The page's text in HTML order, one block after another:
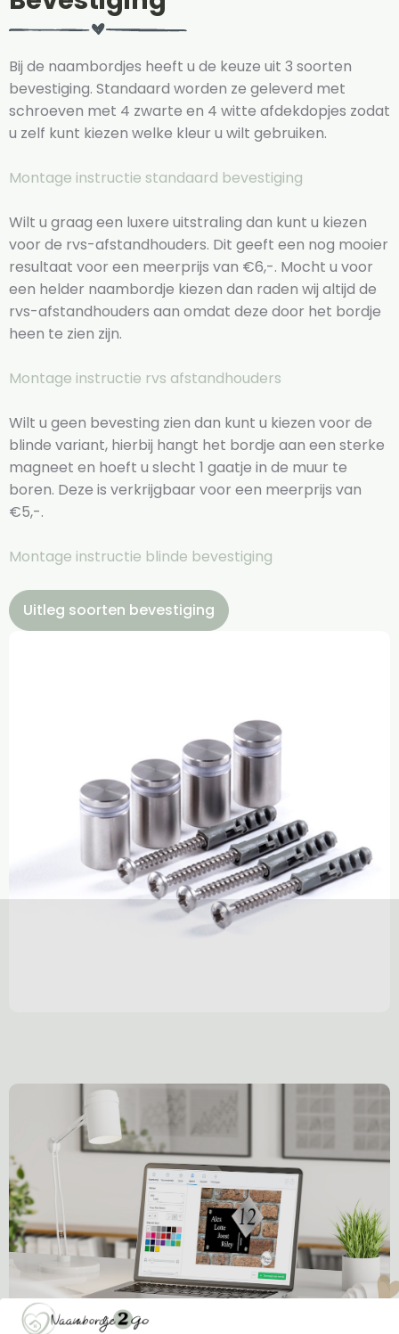
Bij de naambordjes heeft u de keuze uit 3 soorten
bevestiging. Standaard worden ze geleverd met
schroeven met 4 zwarte en 4 witte afdekdopjes zodat
u zelf kunt kiezen welke kleur u wilt gebruiken.
Montage instructie standaard bevestiging
Wilt u graag een luxere uitstraling dan kunt u kiezen
voor de rvs-afstandhouders. Dit geeft een nog mooier
resultaat voor een meerprijs van €6,-. Mocht u voor
een helder naambordje kiezen dan raden wij altijd de
rvs-afstandhouders aan omdat deze door het bordje
heen te zien zijn.
Montage instructie rvs afstandhouders
Wilt u geen bevesting zien dan kunt u kiezen voor de
blinde variant, hierbij hangt het bordje aan een sterke
magneet en hoeft u slecht 1 gaatje in de muur te
boren. Deze is verkrijgbaar voor een meerprijs van
€5,-.
Montage instructie blinde bevestiging
Uitleg soorten bevestiging